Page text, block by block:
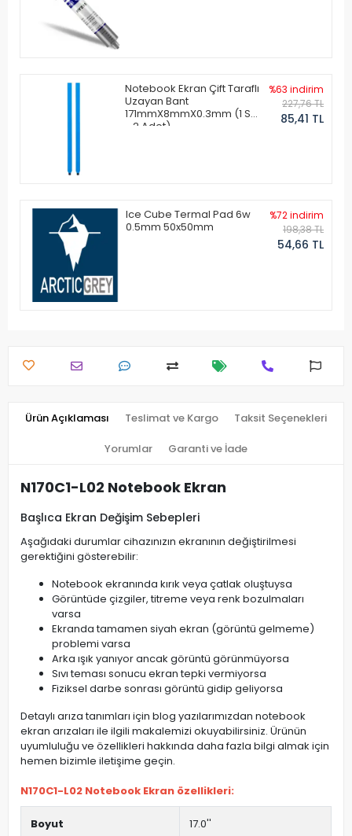
Notebook Ekran Çift Taraflı
Uzayan Bant
171mmX8mmX0.3mm (1 Set
- 2 Adet)
%63 indirim
227,76 TL
85,41 TL
Ice Cube Termal Pad 6w
0.5mm 50x50mm
%72 indirim
198,38 TL
54,66 TL
Ürün Açıklaması Teslimat ve Kargo Taksit Seçenekleri
Yorumlar Garanti ve İade
N170C1-L02 Notebook Ekran
Başlıca Ekran Değişim Sebepleri
Aşağıdaki durumlar cihazınızın ekranının değiştirilmesi
gerektiğini gösterebilir:
Notebook ekranında kırık veya çatlak oluştuysa
Görüntüde çizgiler, titreme veya renk bozulmaları
varsa
Ekranda tamamen siyah ekran (görüntü gelmeme)
problemi varsa
Arka ışık yanıyor ancak görüntü görünmüyorsa
Sıvı teması sonucu ekran tepki vermiyorsa
Fiziksel darbe sonrası görüntü gidip geliyorsa
Detaylı arıza tanımları için blog yazılarımızdan notebook
ekran arızaları ile ilgili makalemizi okuyabilirsiniz. Ürünün
uyumluluğu ve özellikleri hakkında daha fazla bilgi almak için
hemen bizimle iletişime geçin.
N170C1-L02 Notebook Ekran özellikleri:
Boyut 17.0''